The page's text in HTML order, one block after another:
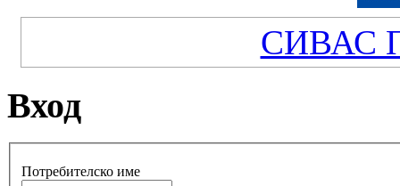
СИВАС
Вход
Потребителско име